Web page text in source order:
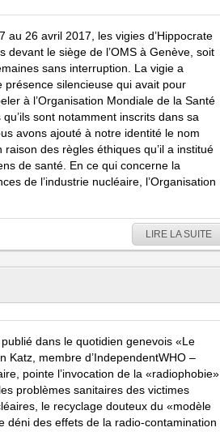
au 26 avril 2017, les vigies d’Hippocrate
devant le siège de l’OMS à Genève, soit
sans interruption. La vigie a
présence silencieuse qui avait pour
à l’Organisation Mondiale de la Santé
sont notamment inscrits dans sa
avons ajouté à notre identité le nom
raison des règles éthiques qu’il a institué
de santé. En ce qui concerne la
de l’industrie nucléaire, l’Organisation
LIRE LA SUITE
dans le quotidien genevois «Le
Katz, membre d’IndependentWHO –
pointe l’invocation de la «radiophobie»
problèmes sanitaires des victimes
le recyclage douteux du «modèle
déni des effets de la radio-contamination